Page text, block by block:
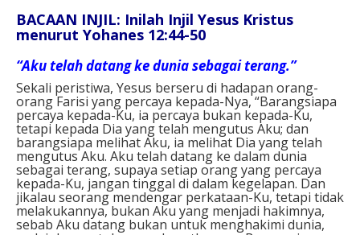
BACAAN INJIL: Inilah Injil Yesus Kristus
menurut Yohanes 12:44-50
“Aku telah datang ke dunia sebagai terang.”
Sekali peristiwa, Yesus berseru di hadapan orang-
orang Farisi yang percaya kepada-Nya, “Barangsiapa
percaya kepada-Ku, ia percaya bukan kepada-Ku,
tetapi kepada Dia yang telah mengutus Aku; dan
barangsiapa melihat Aku, ia melihat Dia yang telah
mengutus Aku. Aku telah datang ke dalam dunia
sebagai terang, supaya setiap orang yang percaya
kepada-Ku, jangan tinggal di dalam kegelapan. Dan
jikalau seorang mendengar perkataan-Ku, tetapi tidak
melakukannya, bukan Aku yang menjadi hakimnya,
sebab Aku datang bukan untuk menghakimi dunia,